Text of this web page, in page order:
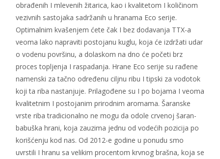
obrađenih I mlevenih žitarica, kao i kvalitetom I količinom
vezivnih sastojaka sadržanih u hranama Eco serije.
Optimalnim kvašenjem ćete čak I bez dodavanja TTX-a
veoma lako napraviti postojanu kuglu, koja će izdržati udar
o vodenu površinu, a dolaskom na dno će početi brz
proces topljenja I raspadanja. Hrane Eco serije su rađene
namenski za tačno određenu ciljnu ribu I tipski za vodotok
koji ta riba nastanjuje. Prilagođene su I po bojama I veoma
kvalitetnim I postojanim prirodnim aromama. Šaranske
vrste riba tradicionalno ne mogu da odole crvenoj šaran-
babuška hrani, koja zauzima jednu od vodećih pozicija po
korišćenju kod nas. Od 2012-e godine u ponudu smo
uvrstili I hranu sa velikim procentom krvnog brašna, koja se